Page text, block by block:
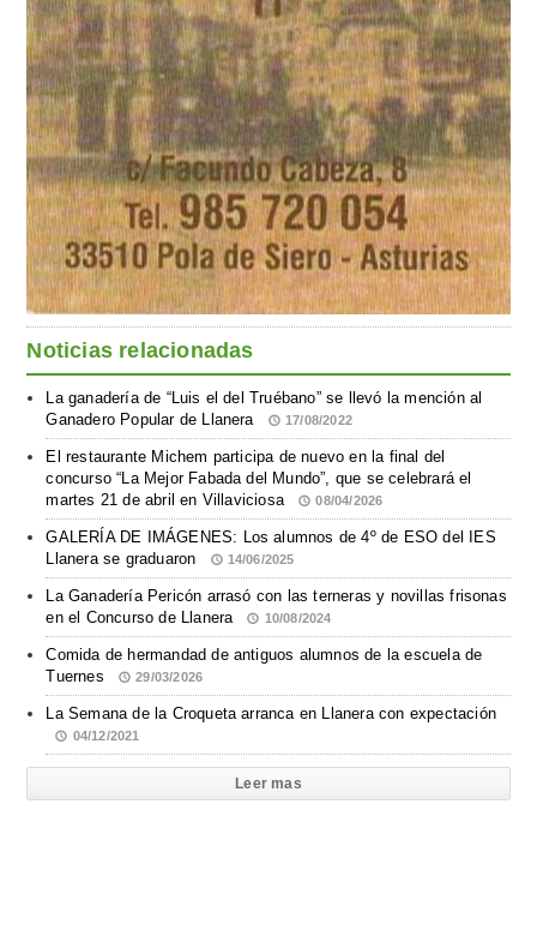
Noticias relacionadas
La ganadería de “Luis el del Truébano” se llevó la mención al
Ganadero Popular de Llanera
17/08/2022
El restaurante Michem participa de nuevo en la final del
concurso “La Mejor Fabada del Mundo”, que se celebrará el
martes 21 de abril en Villaviciosa
08/04/2026
GALERÍA DE IMÁGENES: Los alumnos de 4º de ESO del IES
Llanera se graduaron
14/06/2025
La Ganadería Pericón arrasó con las terneras y novillas frisonas
en el Concurso de Llanera
10/08/2024
Comida de hermandad de antiguos alumnos de la escuela de
Tuernes
29/03/2026
La Semana de la Croqueta arranca en Llanera con expectación
04/12/2021
Leer mas